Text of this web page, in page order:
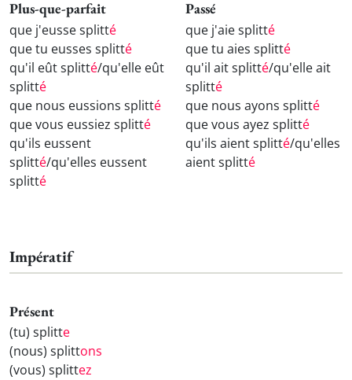
Plus-que-parfait
que j'eusse splitté
que tu eusses splitté
qu'il eût splitté/qu'elle eût
splitté
que nous eussions splitté
que vous eussiez splitté
qu'ils eussent
splitté/qu'elles eussent
splitté
Passé
que j'aie splitté
que tu aies splitté
qu'il ait splitté/qu'elle ait
splitté
que nous ayons splitté
que vous ayez splitté
qu'ils aient splitté/qu'elles
aient splitté
Impératif
Présent
(tu) splitte
(nous) splittons
(vous) splittez